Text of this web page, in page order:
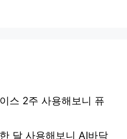
스 2주 사용해보니 퓨
달 사용해보니 AI바닥